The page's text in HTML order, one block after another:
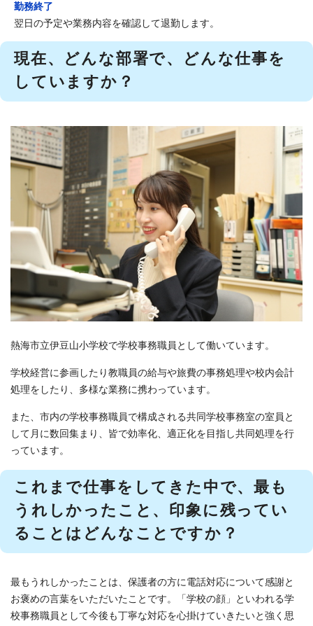
勤務終了
翌日の予定や業務内容を確認して退勤します。
現在、どんな部署で、どんな仕事を
していますか？
熱海市立伊豆山小学校で学校事務職員として働いています。
学校経営に参画したり教職員の給与や旅費の事務処理や校内会計
処理をしたり、多様な業務に携わっています。
また、市内の学校事務職員で構成される共同学校事務室の室員と
して月に数回集まり、皆で効率化、適正化を目指し共同処理を行
っています。
これまで仕事をしてきた中で、最も
うれしかったこと、印象に残ってい
ることはどんなことですか？
最もうれしかったことは、保護者の方に電話対応について感謝と
お褒めの言葉をいただいたことです。「学校の顔」といわれる学
校事務職員として今後も丁寧な対応を心掛けていきたいと強く思